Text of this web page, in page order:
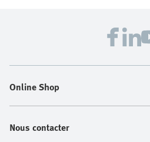
Online Shop
Nous contacter